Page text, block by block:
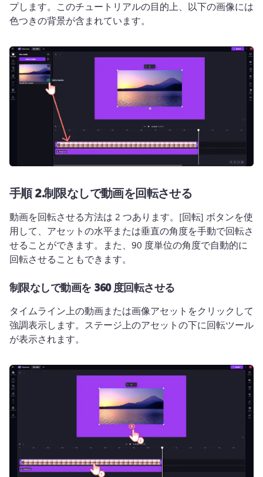
プします。 このチュートリアルの目的上、以下の画像には
色つきの背景が含まれています。
手順 2.制限なしで動画を回転させる
動画を回転させる方法は 2 つあります。 [回転] ボタンを使
用して、アセットの水平または垂直の角度を手動で回転さ
せることができます。
また、90 度単位の角度で自動的に
回転させることもできます。
制限なしで動画を 360 度回転させる
タイムライン上の動画または画像アセットをクリックして
強調表示します。 ステージ上のアセットの下に回転ツール
が表示されます。